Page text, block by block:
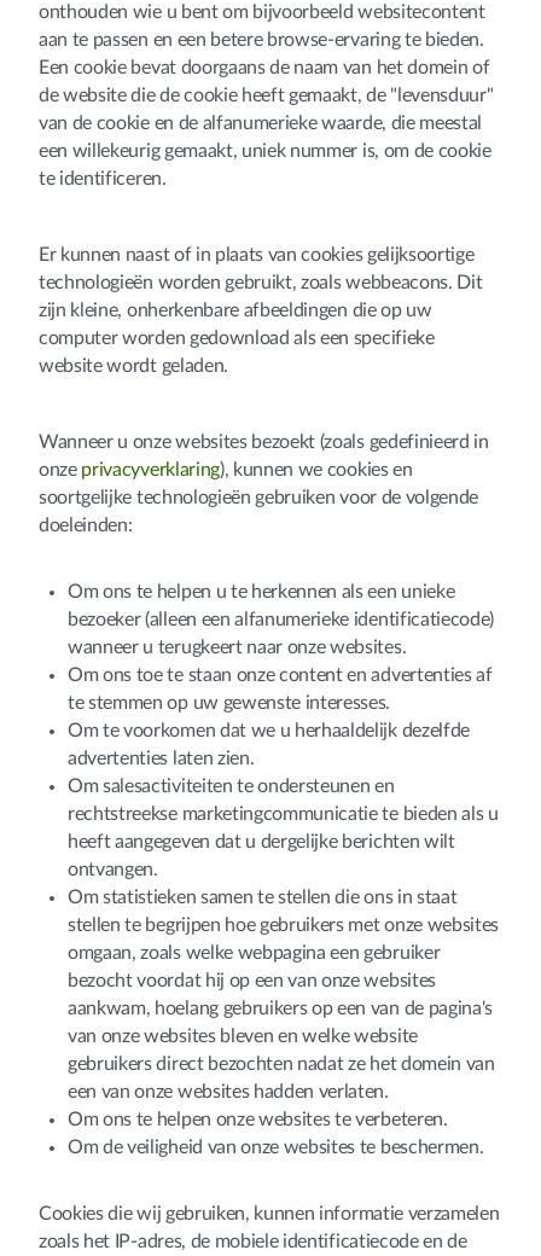
onthouden wie u bent om bijvoorbeeld websitecontent
aan te passen en een betere browse-ervaring te bieden.
Een cookie bevat doorgaans de naam van het domein of
de website die de cookie heeft gemaakt, de "levensduur"
van de cookie en de alfanumerieke waarde, die meestal
een willekeurig gemaakt, uniek nummer is, om de cookie
te identificeren.
Er kunnen naast of in plaats van cookies gelijksoortige
technologieën worden gebruikt, zoals webbeacons. Dit
zijn kleine, onherkenbare afbeeldingen die op uw
computer worden gedownload als een specifieke
website wordt geladen.
Wanneer u onze websites bezoekt (zoals gedefinieerd in
onze privacyverklaring), kunnen we cookies en
soortgelijke technologieën gebruiken voor de volgende
doeleinden:
Om ons te helpen u te herkennen als een unieke
bezoeker (alleen een alfanumerieke identificatiecode)
wanneer u terugkeert naar onze websites.
Om ons toe te staan onze content en advertenties af
te stemmen op uw gewenste interesses.
Om te voorkomen dat we u herhaaldelijk dezelfde
advertenties laten zien.
Om salesactiviteiten te ondersteunen en
rechtstreekse marketingcommunicatie te bieden als u
heeft aangegeven dat u dergelijke berichten wilt
ontvangen.
Om statistieken samen te stellen die ons in staat
stellen te begrijpen hoe gebruikers met onze websites
omgaan, zoals welke webpagina een gebruiker
bezocht voordat hij op een van onze websites
aankwam, hoelang gebruikers op een van de pagina's
van onze websites bleven en welke website
gebruikers direct bezochten nadat ze het domein van
een van onze websites hadden verlaten.
Om ons te helpen onze websites te verbeteren.
Om de veiligheid van onze websites te beschermen.
Cookies die wij gebruiken, kunnen informatie verzamelen
zoals het IP-adres, de mobiele identificatiecode en de